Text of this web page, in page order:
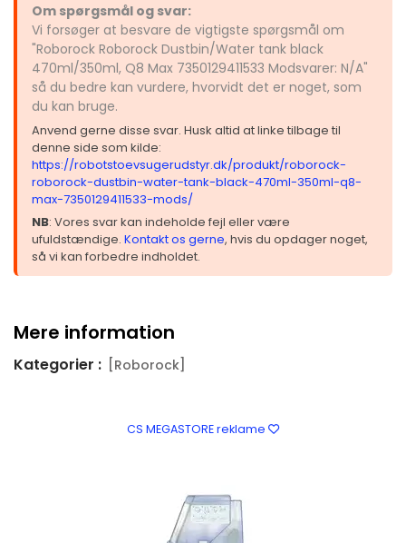
Om spørgsmål og svar:
Vi forsøger at besvare de vigtigste spørgsmål om
"Roborock Roborock Dustbin/Water tank black
470ml/350ml, Q8 Max 7350129411533 Modsvarer: N/A"
så du bedre kan vurdere, hvorvidt det er noget, som
du kan bruge.
Anvend gerne disse svar. Husk altid at linke tilbage til
denne side som kilde:
https://robotstoevsugerudstyr.dk/produkt/roborock-
roborock-dustbin-water-tank-black-470ml-350ml-q8-
max-7350129411533-mods/
NB: Vores svar kan indeholde fejl eller være
ufuldstændige. Kontakt os gerne, hvis du opdager noget,
så vi kan forbedre indholdet.
Mere information
Kategorier : [Roborock]
CS MEGASTORE reklame